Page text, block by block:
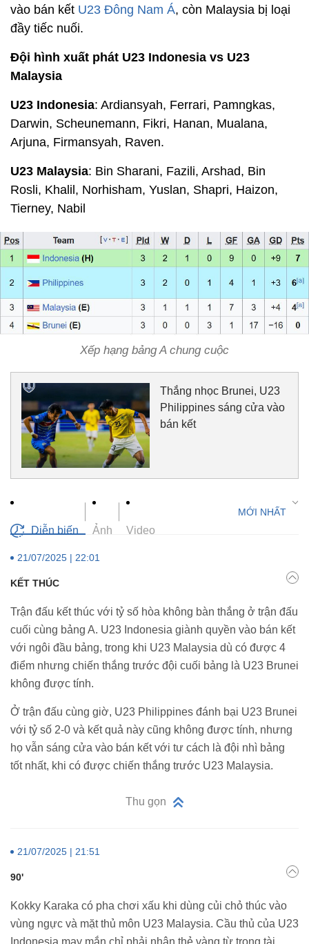
vào bán kết U23 Đông Nam Á, còn Malaysia bị loại
đầy tiếc nuối.
Đội hình xuất phát U23 Indonesia vs U23
Malaysia
U23 Indonesia: Ardiansyah, Ferrari, Pamngkas,
Darwin, Scheunemann, Fikri, Hanan, Mualana,
Arjuna, Firmansyah, Raven.
U23 Malaysia: Bin Sharani, Fazili, Arshad, Bin
Rosli, Khalil, Norhisham, Yuslan, Shapri, Haizon,
Tierney, Nabil
Xếp hạng bảng A chung cuộc
Thắng nhọc Brunei, U23
Philippines sáng cửa vào
bán kết
Diễn biến Ảnh Video
21/07/2025 | 22:01
KẾT THÚC
Trận đấu kết thúc với tỷ số hòa không bàn thắng ở trận đấu
cuối cùng bảng A. U23 Indonesia giành quyền vào bán kết
với ngôi đầu bảng, trong khi U23 Malaysia dù có được 4
điểm nhưng chiến thắng trước đội cuối bảng là U23 Brunei
không được tính.
Ở trận đấu cùng giờ, U23 Philippines đánh bại U23 Brunei
với tỷ số 2-0 và kết quả này cũng không được tính, nhưng
họ vẫn sáng cửa vào bán kết với tư cách là đội nhì bảng
tốt nhất, khi có được chiến thắng trước U23 Malaysia.
Thu gọn
21/07/2025 | 21:51
90'
Kokky Karaka có pha chơi xấu khi dùng củi chỏ thúc vào
vùng ngực và mặt thủ môn U23 Malaysia. Cầu thủ của U23